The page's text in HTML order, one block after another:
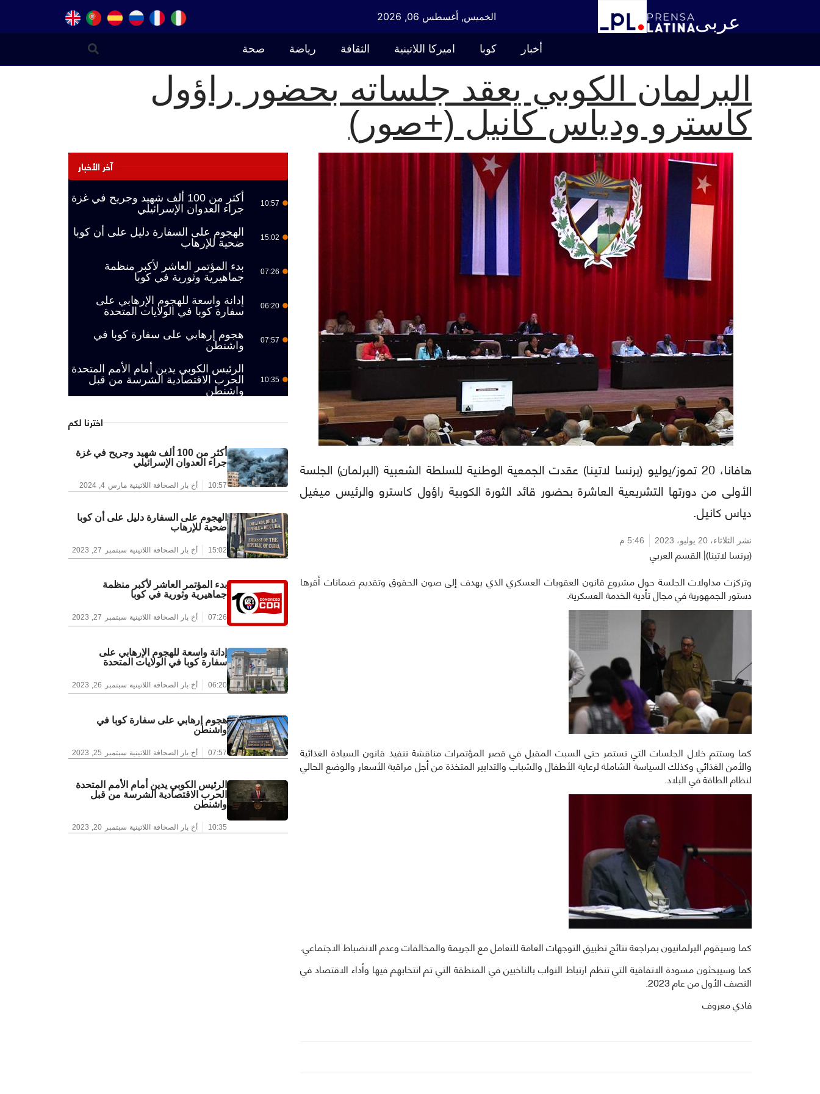
عربى الخميس, أغسطس 06, 2026
أخبار كوبا اميركا اللاتينية الثقافة رياضة صحة
البرلمان الكوبي يعقد جلساته بحضور راؤول
كاسترو ودياس كانيل (+صور)
هافانا، 20 تموز/يوليو (برنسا لاتينا) عقدت الجمعية الوطنية للسلطة الشعبية (البرلمان) الجلسة
الأولى من دورتها التشريعية العاشرة بحضور قائد الثورة الكوبية راؤول كاسترو والرئيس ميغيل
دياس كانيل.
نشر الثلاثاء، 20 يوليو، 2023 5:46 م
(برنسا لاتينا)| القسم العربي
وتركزت مداولات الجلسة حول مشروع قانون العقوبات العسكري الذي يهدف إلى صون الحقوق وتقديم ضمانات أقرها
دستور الجمهورية في مجال تأدية الخدمة العسكرية.
كما وستتم خلال الجلسات التي تستمر حتى السبت المقبل في قصر المؤتمرات مناقشة تنفيذ قانون السيادة الغذائية
والأمن الغذائي وكذلك السياسة الشاملة لرعاية الأطفال والشباب والتدابير المتخذة من أجل مراقبة الأسعار والوضع الحالي
لنظام الطاقة في البلاد.
كما وسيقوم البرلمانيون بمراجعة نتائج تطبيق التوجهات العامة للتعامل مع الجريمة والمخالفات وعدم الانضباط الاجتماعي.
كما وسيبحثون مسودة الاتفاقية التي تنظم ارتباط النواب بالناخبين في المنطقة التي تم انتخابهم فيها وأداء الاقتصاد في
النصف الأول من عام 2023.
فادي معروف
آخر الأخبار
10:57
أكثر من 100 ألف شهيد وجريح في غزة
جراء العدوان الإسرائيلي
15:02
الهجوم على السفارة دليل على أن كوبا
ضحية للإرهاب
07:26
بدء المؤتمر العاشر لأكبر منظمة
جماهيرية وثورية في كوبا
06:20
إدانة واسعة للهجوم الإرهابي على
سفارة كوبا في الولايات المتحدة
07:57
هجوم إرهابي على سفارة كوبا في
واشنطن
10:35
الرئيس الكوبي يدين أمام الأمم المتحدة
الحرب الاقتصادية الشرسة من قبل
واشنطن
اخترنا لكم
أكثر من 100 ألف شهيد وجريح في غزة
جراء العدوان الإسرائيلي
10:57 أخ بار الصحافة اللاتينيةمارس 4, 2024
الهجوم على السفارة دليل على أن كوبا
ضحية للإرهاب
15:02 أخ بار الصحافة اللاتينية سبتمبر 27, 2023
بدء المؤتمر العاشر لأكبر منظمة
جماهيرية وثورية في كوبا
07:26 أخ بار الصحافة اللاتينية سبتمبر 27, 2023
إدانة واسعة للهجوم الإرهابي على
سفارة كوبا في الولايات المتحدة
06:20 أخ بار الصحافة اللاتينية سبتمبر 26, 2023
هجوم إرهابي على سفارة كوبا في
واشنطن
07:57 أخ بار الصحافة اللاتينية سبتمبر 25, 2023
الرئيس الكوبي يدين أمام الأمم المتحدة
الحرب الاقتصادية الشرسة من قبل
واشنطن
10:35 أخ بار الصحافة اللاتينية سبتمبر 20, 2023